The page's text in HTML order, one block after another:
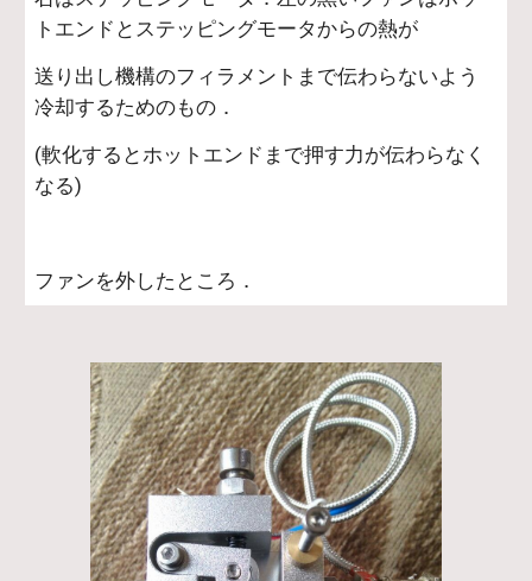
トエンドとステッピングモータからの熱が
送り出し機構のフィラメントまで伝わらないよう
冷却するためのもの．
(軟化するとホットエンドまで押す力が伝わらなく
なる)
ファンを外したところ．